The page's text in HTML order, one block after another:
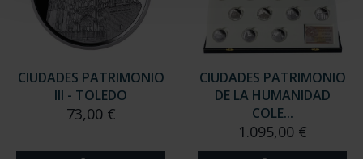
CIUDADES PATRIMONIO
III - TOLEDO
73,00 €
CIUDADES PATRIMONIO
DE LA HUMANIDAD
COLE...
1.095,00 €